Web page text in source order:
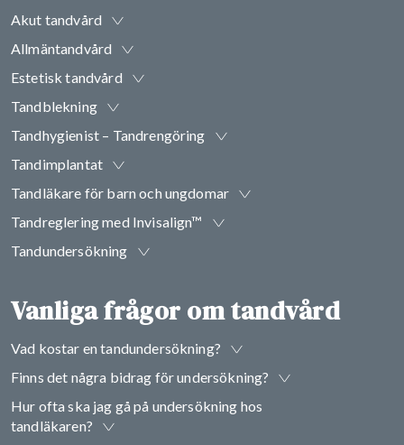
Akut tandvård
Allmäntandvård
Estetisk tandvård
Tandblekning
Tandhygienist – Tandrengöring
Tandimplantat
Tandläkare för barn och ungdomar
Tandreglering med Invisalign™
Tandundersökning
Vanliga frågor om tandvård
Vad kostar en tandundersökning?
Finns det några bidrag för undersökning?
Hur ofta ska jag gå på undersökning hos
tandläkaren?